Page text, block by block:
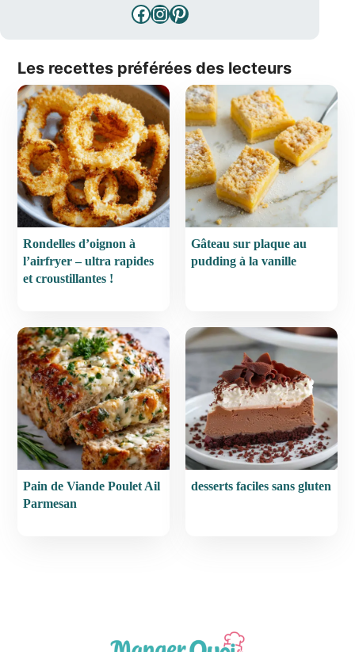
Facebook
Instagram
Pinterest
Les recettes préférées des lecteurs
Rondelles d’oignon à
l’airfryer – ultra rapides
et croustillantes !
Gâteau sur plaque au
pudding à la vanille
Pain de Viande Poulet Ail
Parmesan
desserts faciles sans gluten